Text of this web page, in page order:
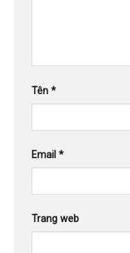
Tên *
Email *
Trang web